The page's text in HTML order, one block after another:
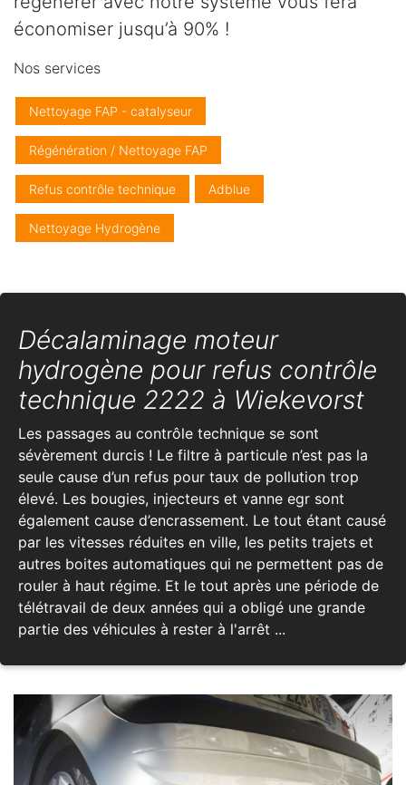
économiser jusqu’à 90% !
Nos services
Nettoyage FAP - catalyseur
Régénération / Nettoyage FAP
Refus contrôle technique Adblue
Nettoyage Hydrogène
Décalaminage moteur
hydrogène pour refus contrôle
technique 2222 à Wiekevorst
Les passages au contrôle technique se sont
sévèrement durcis ! Le filtre à particule n’est pas la
seule cause d’un refus pour taux de pollution trop
élevé. Les bougies, injecteurs et vanne egr sont
également cause d’encrassement. Le tout étant causé
par les vitesses réduites en ville, les petits trajets et
autres boites automatiques qui ne permettent pas de
rouler à haut régime. Et le tout après une période de
télétravail de deux années qui a obligé une grande
partie des véhicules à rester à l'arrêt ...